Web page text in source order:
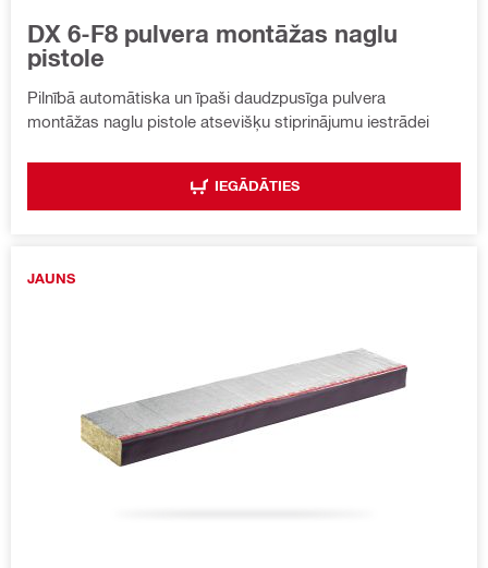
DX 6-F8 pulvera montāžas naglu
pistole
Pilnībā automātiska un īpaši daudzpusīga pulvera
montāžas naglu pistole atsevišķu stiprinājumu iestrādei
IEGĀDĀTIES
JAUNS